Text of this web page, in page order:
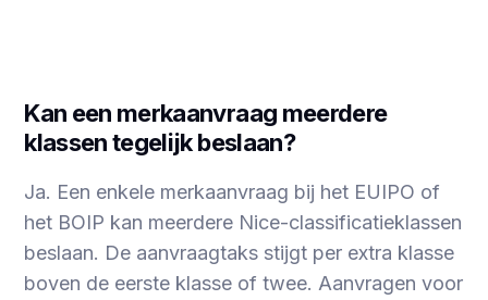
Kan een merkaanvraag meerdere
klassen tegelijk beslaan?
Ja. Een enkele merkaanvraag bij het EUIPO of
het BOIP kan meerdere Nice-classificatieklassen
beslaan. De aanvraagtaks stijgt per extra klasse
boven de eerste klasse of twee. Aanvragen voor